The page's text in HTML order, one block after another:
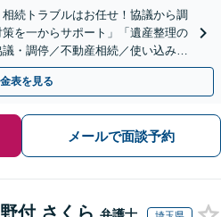
続トラブルはお任せ！協議から調
を一からサポート」「遺産整理の
・調停／不動産相続／使い込み／
個室】
表を見る
メールで面談予約
野付 さくら 埼玉県